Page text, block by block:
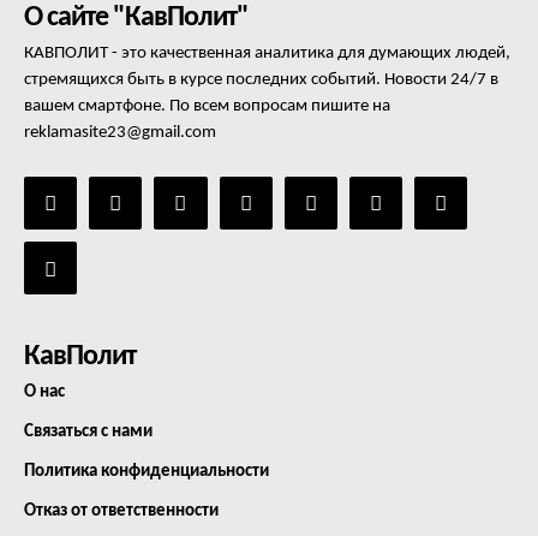
О сайте "КавПолит"
КАВПОЛИТ - это качественная аналитика для думающих людей,
стремящихся быть в курсе последних событий. Новости 24/7 в
вашем смартфоне. По всем вопросам пишите на
reklamasite23@gmail.com
КавПолит
О нас
Связаться с нами
Политика конфиденциальности
Отказ от ответственности